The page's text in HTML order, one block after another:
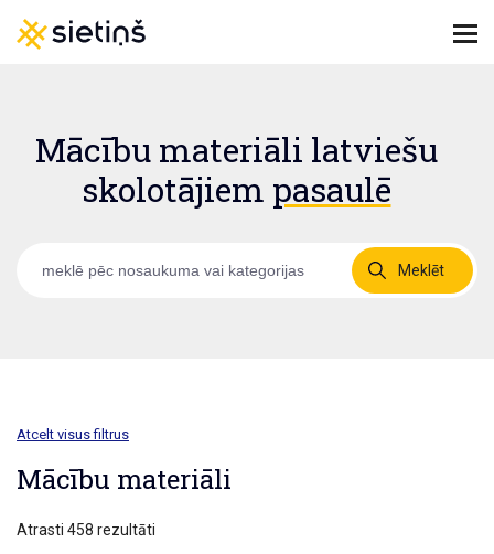
Mācību materiāli latviešu
skolotājiem pasaulē
Meklēt
Atcelt visus filtrus
Mācību materiāli
Atrasti 458 rezultāti